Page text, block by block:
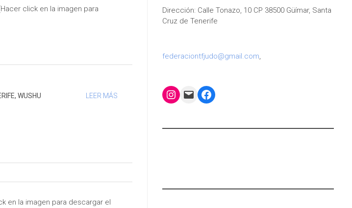
click en la imagen para
, WUSHU LEER MÁS
en la imagen para descargar el
Dirección: Calle Tonazo, 10 CP 38500 Güímar, Santa
Cruz de Tenerife
federaciontfjudo@gmail.com
Instagram
MailFacebook